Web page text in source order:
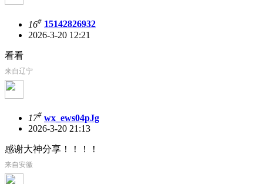
16# 15142826932
2026-3-20 12:21
看看
来自辽宁
17# wx_ews04pJg
2026-3-20 21:13
感谢大神分享！！！！
来自安徽